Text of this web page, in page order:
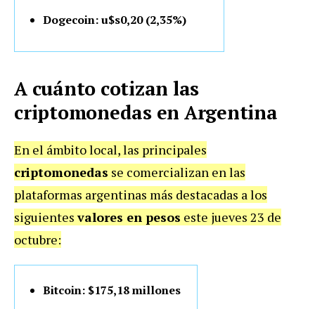
Dogecoin: u$s0,20 (2,35%)
A cuánto cotizan las
criptomonedas en Argentina
En el ámbito local, las principales
criptomonedas se comercializan en las
plataformas argentinas más destacadas a los
siguientesvalores en pesos este jueves 23 de
octubre:
Bitcoin: $175,18 millones